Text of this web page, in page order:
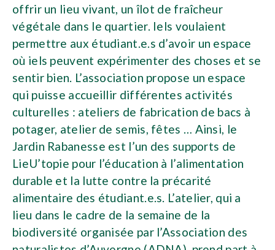
offrir un lieu vivant, un îlot de fraîcheur
végétale dans le quartier. Iels voulaient
permettre aux étudiant.e.s d’avoir un espace
où iels peuvent expérimenter des choses et se
sentir bien. L’association propose un espace
qui puisse accueillir différentes activités
culturelles : ateliers de fabrication de bacs à
potager, atelier de semis, fêtes … Ainsi, le
Jardin Rabanesse est l’un des supports de
LieU’topie pour l’éducation à l’alimentation
durable et la lutte contre la précarité
alimentaire des étudiant.e.s. L’atelier, qui a
lieu dans le cadre de la semaine de la
biodiversité organisée par l’Association des